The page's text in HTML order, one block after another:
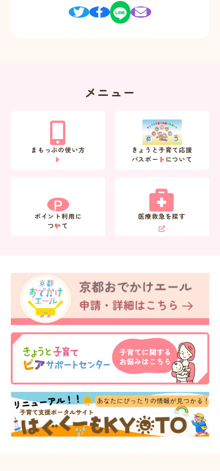
メニュー
まもっぷの使い方
きょうと子育て応援
パスポートについて
P
ポイント利用に
ついて
医療救急を探す